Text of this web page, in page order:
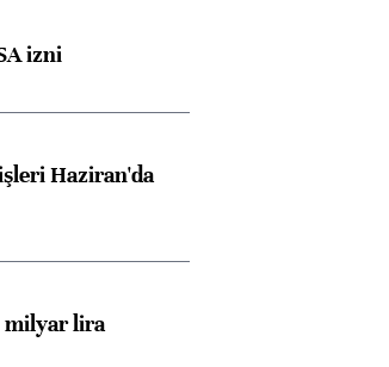
konusunda Unicredit ile
izni
Haziran'da
milyar lira